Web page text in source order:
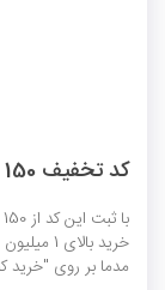
کد تخفیف 150 هزار تومانی فرش مدما
خرید
مدما بر روی "خرید